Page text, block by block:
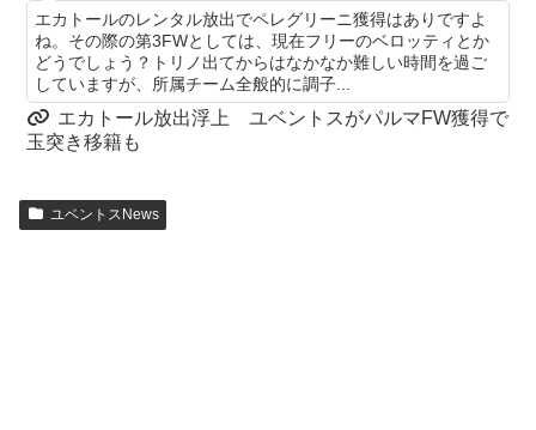
エカトールのレンタル放出でペレグリーニ獲得はありですよ
ね。その際の第3FWとしては、現在フリーのベロッティとか
どうでしょう？トリノ出てからはなかなか難しい時間を過ご
していますが、所属チーム全般的に調子...
エカトール放出浮上 ユベントスがパルマFW獲得で
玉突き移籍も
ユベントスNews